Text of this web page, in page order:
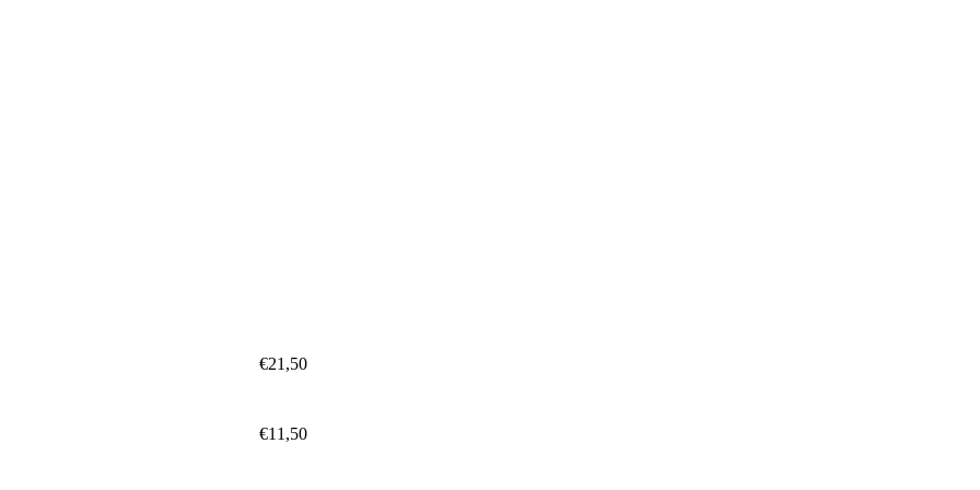
€21,50
€11,50